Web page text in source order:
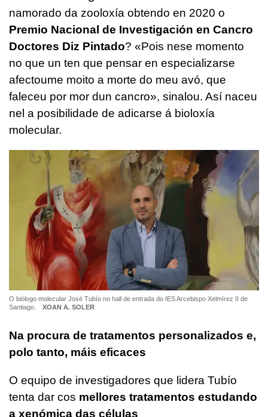
namorado da zooloxía obtendo en 2020 o
Premio Nacional de Investigación en Cancro
Doctores Diz Pintado? «Pois nese momento
no que un ten que pensar en especializarse
afectoume moito a morte do meu avó, que
faleceu por mor dun cancro», sinalou. Así naceu
nel a posibilidade de adicarse á bioloxía
molecular.
O biólogo molecular José Tubío no hall de entrada do IES Arcebispo Xelmírez II de
Santiago.
XOAN A. SOLER
Na procura de tratamentos personalizados e,
polo tanto, máis eficaces
O equipo de investigadores que lidera Tubío
tenta dar cos mellores tratamentos estudando
a xenómica das células